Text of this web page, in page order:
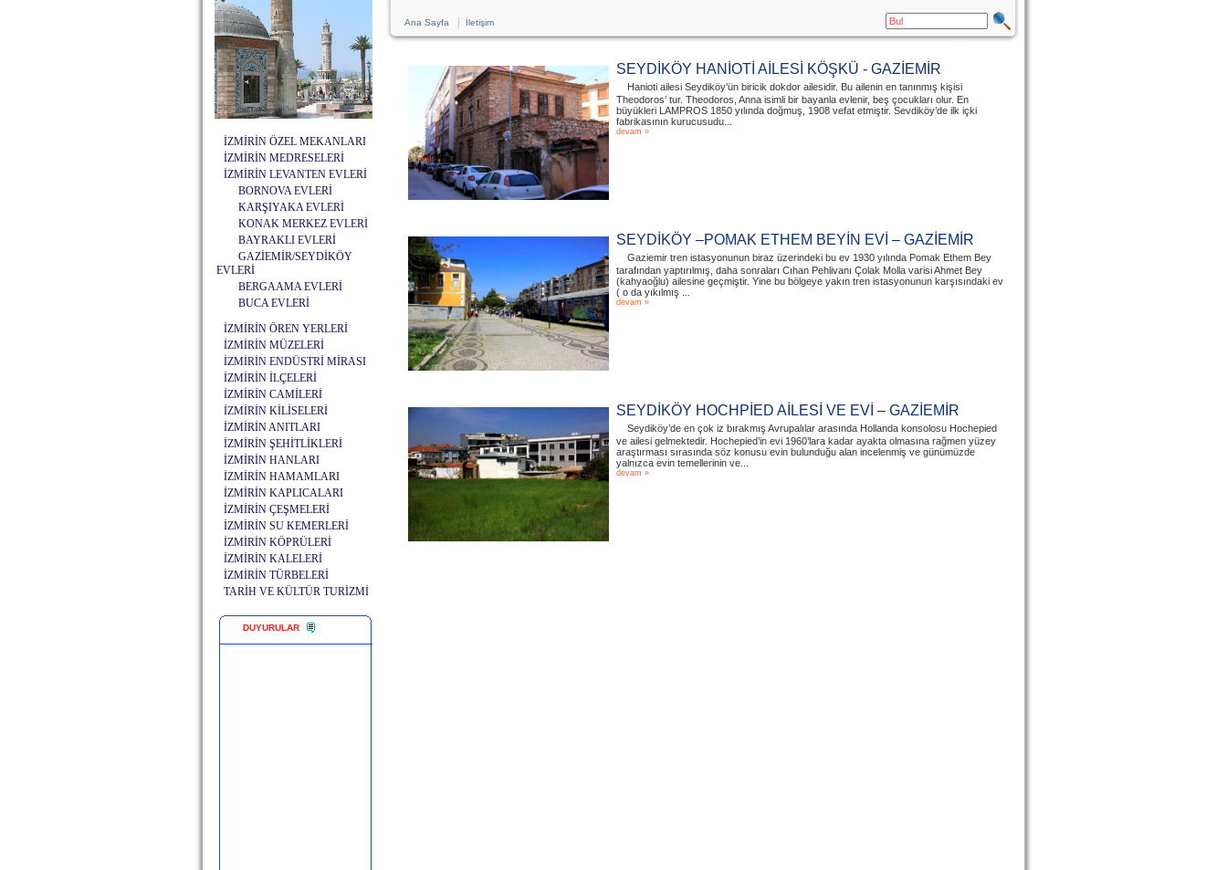
İZMİRİN ÖZEL MEKANLARI
İZMİRİN MEDRESELERİ
İZMİRİN LEVANTEN EVLERİ
BORNOVA EVLERİ
KARŞIYAKA EVLERİ
KONAK MERKEZ EVLERİ
BAYRAKLI EVLERİ
GAZİEMİR/SEYDİKÖY
EVLERİ
BERGAAMA EVLERİ
BUCA EVLERİ
İZMİRİN ÖREN YERLERİ
İZMİRİN MÜZELERİ
İZMİRİN ENDÜSTRİ MİRASI
İZMİRİN İLÇELERİ
İZMİRİN CAMİLERİ
İZMİRİN KİLİSELERİ
İZMİRİN ANITLARI
İZMİRİN ŞEHİTLİKLERİ
İZMİRİN HANLARI
İZMİRİN HAMAMLARI
İZMİRİN KAPLICALARI
İZMİRİN ÇEŞMELERİ
İZMİRİN SU KEMERLERİ
İZMİRİN KÖPRÜLERİ
İZMİRİN KALELERİ
İZMİRİN TÜRBELERİ
TARİH VE KÜLTÜR TURİZMİ
DUYURULAR
Ana Sayfa| İletişim
SEYDİKÖY HANİOTİ AİLESİ KÖŞKÜ - GAZİEMİR
Hanioti ailesi Seydiköy’ün biricik dokdor ailesidir. Bu ailenin en tanınmış kişisi
Theodoros’ tur. Theodoros, Anna isimli bir bayanla evlenir, beş çocukları olur. En
büyükleri LAMPROS 1850 yılında doğmuş, 1908 vefat etmiştir. Sevdiköy’de ilk içki
fabrikasının kurucusudu...
devam »
SEYDİKÖY –POMAK ETHEM BEYİN EVİ – GAZİEMİR
Gaziemir tren istasyonunun biraz üzerindeki bu ev 1930 yılında Pomak Ethem Bey
tarafından yaptırılmış, daha sonraları Cıhan Pehlivanı Çolak Molla varisi Ahmet Bey
(kahyaoğlu) ailesine geçmiştir. Yine bu bölgeye yakın tren istasyonunun karşısındaki ev
( o da yıkılmış ...
devam »
SEYDİKÖY HOCHPİED AİLESİ VE EVİ – GAZİEMİR
Seydiköy’de en çok iz bırakmış Avrupalılar arasında Hollanda konsolosu Hochepied
ve ailesi gelmektedir. Hochepied’in evi 1960’lara kadar ayakta olmasına rağmen yüzey
araştırması sırasında söz konusu evin bulunduğu alan incelenmiş ve günümüzde
yalnızca evin temellerinin ve...
devam »